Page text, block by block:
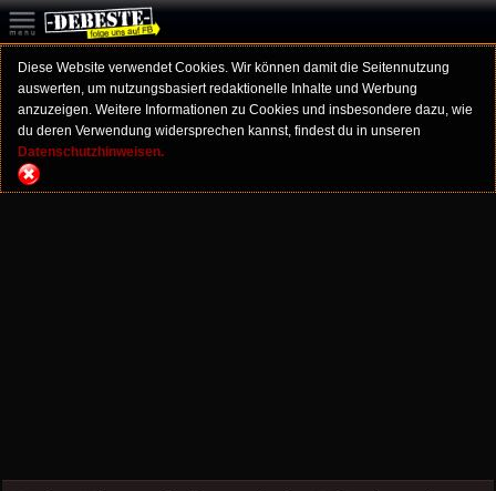
Diese Website verwendet Cookies. Wir können damit die Seitennutzung
auswerten, um nutzungsbasiert redaktionelle Inhalte und Werbung
anzuzeigen. Weitere Informationen zu Cookies und insbesondere dazu, wie
du deren Verwendung widersprechen kannst, findest du in unseren
Datenschutzhinweisen.